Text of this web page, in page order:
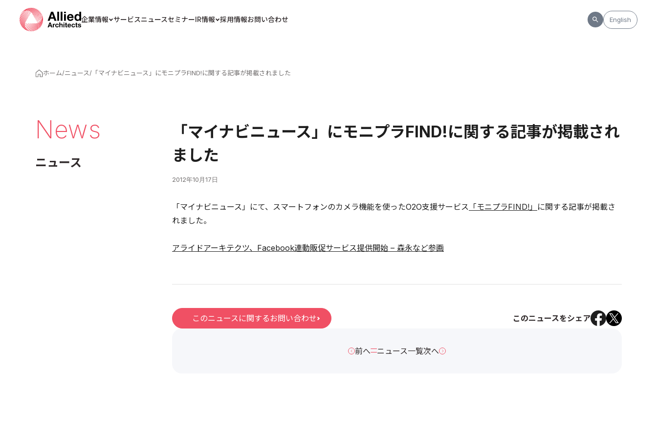
企業情報 サービスニュースセミナーIR情報 採用情報お問い合わせ English
ホーム/ニュース/ 「マイナビニュース」にモニプラFIND!に関する記事が掲載されました
News
ニュース
「マイナビニュース」にモニプラFIND!に関する記事が掲載され
ました
2012年10月17日
「マイナビニュース」にて、スマートフォンのカメラ機能を使ったO2O支援サービス 「モニプラFIND!」 に関する記事が掲載さ
れました。
アライドアーキテクツ、Facebook連動販促サービス提供開始 – 森永など参画
このニュースに関するお問い合わせ このニュースをシェア
前へ ニュース一覧次へ